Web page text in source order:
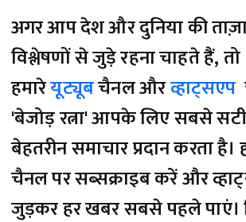
अगर आप देश और दुनिया की
विश्लेषणों से जुड़े रहना चाहते हैं, तो
हमारेयूट्यूबचैनल औरव्हाट्सएप
'बेजोड़ रत्ना' आपके लिए सबसे
बेहतरीन समाचार प्रदान करता
चैनल पर सब्सक्राइब करें और
जुड़कर हर खबर सबसे पहले पाएं।